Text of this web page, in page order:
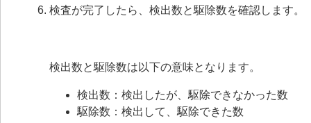
検査が完了したら、検出数と駆除数を確認します。
検出数と駆除数は以下の意味となります。
検出数：検出したが、駆除できなかった数
駆除数：検出して、駆除できた数